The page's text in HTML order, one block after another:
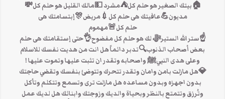
🏠بيتك الصغير هو حلم كل⛺مشرد 💵مالك القليل هو حلم كل💸
مديون💪عافيتك هى حلم كل💉مريض🎊إبتسامتك هى
حلم كل🚨مهموم
☝ستر الله الستيرﷻ لك هو حلم كل مفضوح👌حتى إستقامتك هى حلم
بعض أصحاب الذنوب🔍تدبر دائماً هل انت من هديت نفسك للاسلام
وعلى هدى النبيﷺ واصحابه وتقدر ان تثبت عليها وتموت عليها !
💎هل مازلت بامن وامان وتقدر تتحرك وتتوضئ بنفسك وتقضي حاجتك
بدون اجهزه وبدون مساعده هل مازلت ترى وتسمع وتتكلم وتأكل
وتُرزق وتتمتع بالنظر وبحياة والديك وزوجتك وابنائك هل لديك عمل